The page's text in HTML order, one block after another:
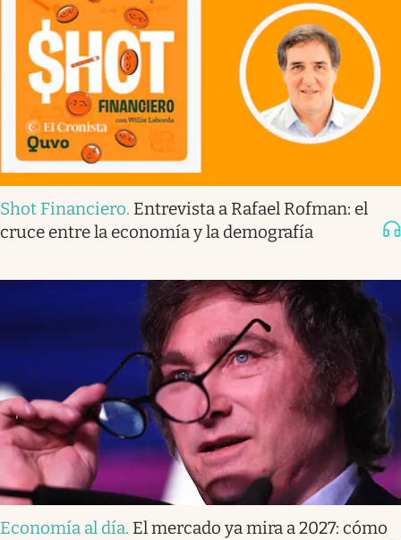
Shot Financiero. Entrevista a Rafael Rofman: el
cruce entre la economía y la demografía
Economía al día. El mercado ya mira a 2027: cómo